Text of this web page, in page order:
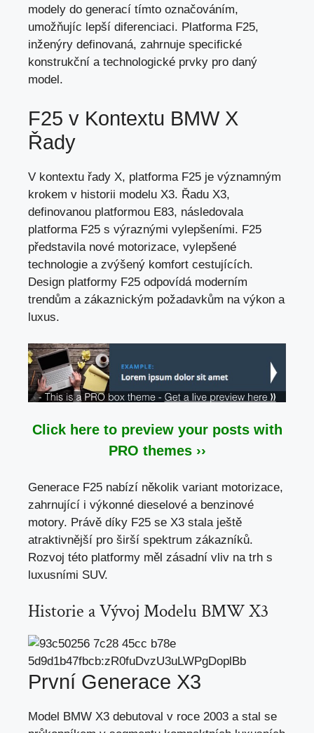
modely do generací tímto označováním,
umožňujíc lepší diferenciaci. Platforma F25,
inženýry definovaná, zahrnuje specifické
konstrukční a technologické prvky pro daný
model.
F25 v Kontextu BMW X
Řady
V kontextu řady X, platforma F25 je významným
krokem v historii modelu X3. Řadu X3,
definovanou platformou E83, následovala
platforma F25 s výraznými vylepšeními. F25
představila nové motorizace, vylepšené
technologie a zvýšený komfort cestujících.
Design platformy F25 odpovídá moderním
trendům a zákaznickým požadavkům na výkon a
luxus.
Click here to preview your posts with
PRO themes ››
Generace F25 nabízí několik variant motorizace,
zahrnující i výkonné dieselové a benzinové
motory. Právě díky F25 se X3 stala ještě
atraktivnější pro širší spektrum zákazníků.
Rozvoj této platformy měl zásadní vliv na trh s
luxusními SUV.
Historie a Vývoj Modelu BMW X3
První Generace X3
Model BMW X3 debutoval v roce 2003 a stal se